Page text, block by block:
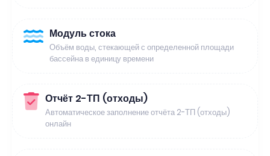
Модуль стока
Объём воды, стекающей с определенной площади
бассейна в единицу времени
Отчёт 2-ТП (отходы)
Автоматическое заполнение отчёта 2-ТП (отходы)
онлайн